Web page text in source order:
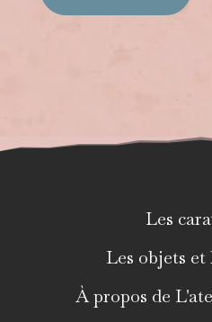
Les
Les objets
À propos de